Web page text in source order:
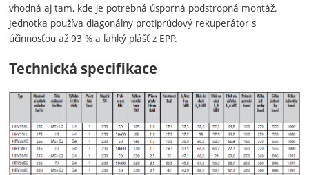
vhodná aj tam, kde je potrebná úsporná podstropná montáž.
Jednotka používa diagonálny protiprúdový rekuperátor s
účinnosťou až 93 % a ľahký plášť z EPP.
Technická specifikace